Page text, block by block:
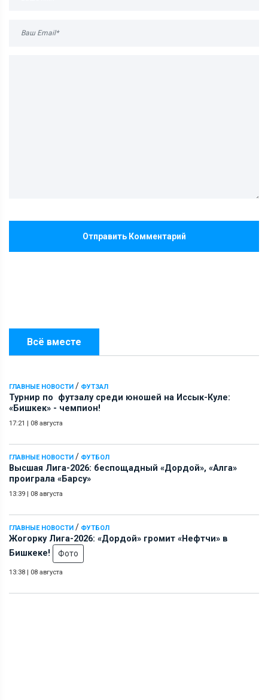
Всё вместе
ГЛАВНЫЕ НОВОСТИ / ФУТЗАЛ
Турнир по футзалу среди юношей на Иссык-Куле:
«Бишкек» - чемпион!
17:21 | 08 августа
ГЛАВНЫЕ НОВОСТИ / ФУТБОЛ
Высшая Лига-2026: беспощадный «Дордой», «Алга»
проиграла «Барсу»
13:39 | 08 августа
ГЛАВНЫЕ НОВОСТИ / ФУТБОЛ
Жогорку Лига-2026: «Дордой» громит «Нефтчи» в
Бишкеке!
Фото
13:38 | 08 августа
Отправить Комментарий